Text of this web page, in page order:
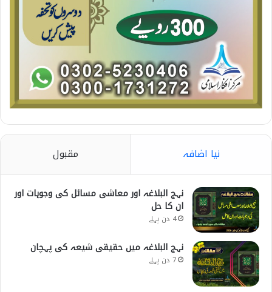
نیا اضافہ مقبول
نہج البلاغہ اور معاشی مسائل کی وجوہات اور
ان کا حل
4 دن پہلے
نہج البلاغہ میں حقیقی شیعہ کی پہچان
7 دن پہلے